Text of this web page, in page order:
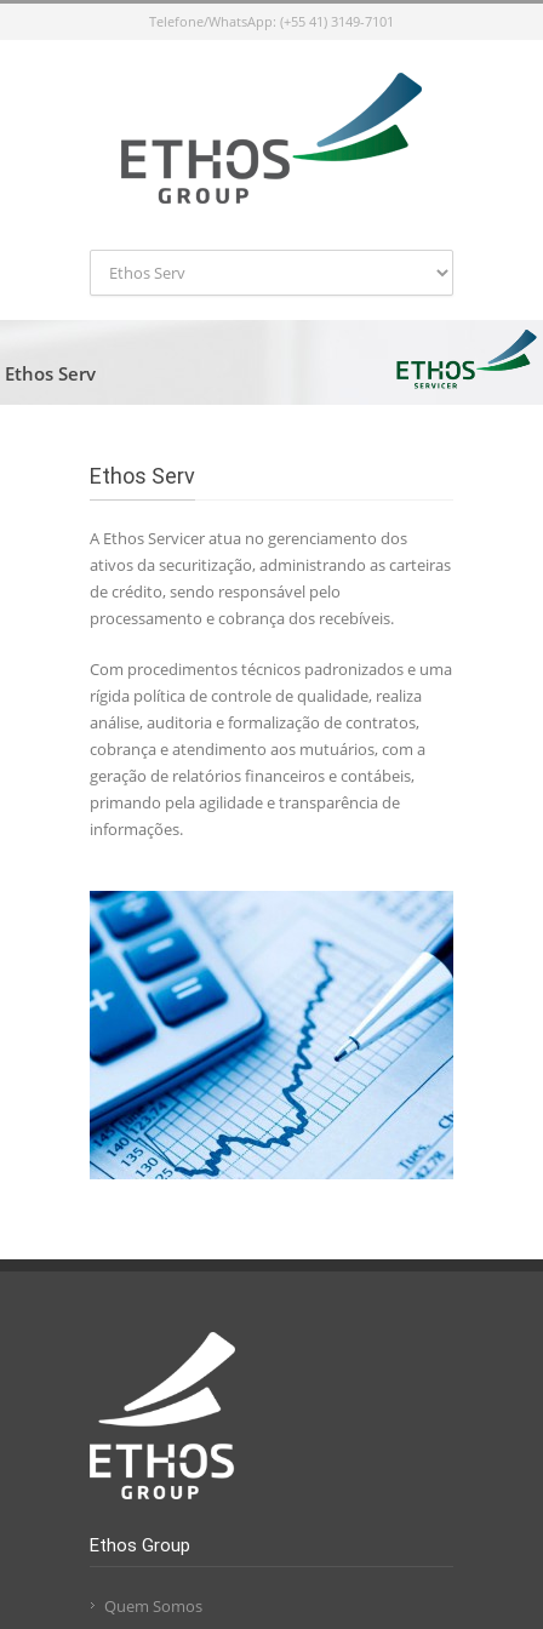
Telefone/WhatsApp: (+55 41) 3149-7101
Ethos Serv
Ethos Serv
A Ethos Servicer atua no gerenciamento dos
ativos da securitização, administrando as carteiras
de crédito, sendo responsável pelo
processamento e cobrança dos recebíveis.
Com procedimentos técnicos padronizados e uma
rígida política de controle de qualidade, realiza
análise, auditoria e formalização de contratos,
cobrança e atendimento aos mutuários, com a
geração de relatórios financeiros e contábeis,
primando pela agilidade e transparência de
informações.
Ethos Group
Quem Somos